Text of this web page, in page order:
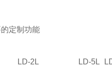
定制功能
LD-2L LD-5L